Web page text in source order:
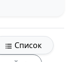
Список